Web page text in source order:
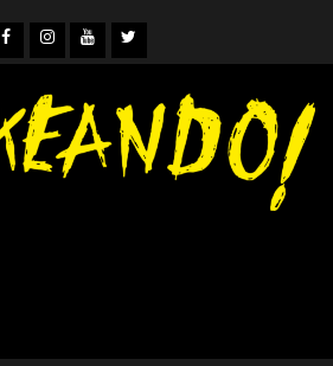
Facebook
Instagram
YouTube
Twitter